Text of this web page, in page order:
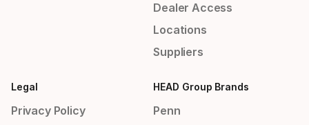
Dealer Access
Locations
Suppliers
Legal
Privacy Policy
HEAD Group Brands
Penn